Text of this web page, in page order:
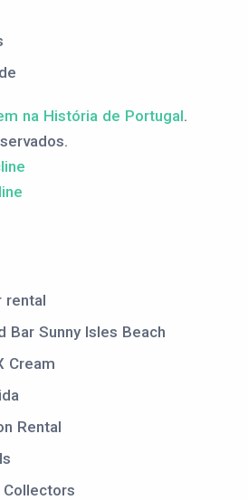
na História de Portugal.
rental
Bar Sunny Isles Beach
Cream
Rental